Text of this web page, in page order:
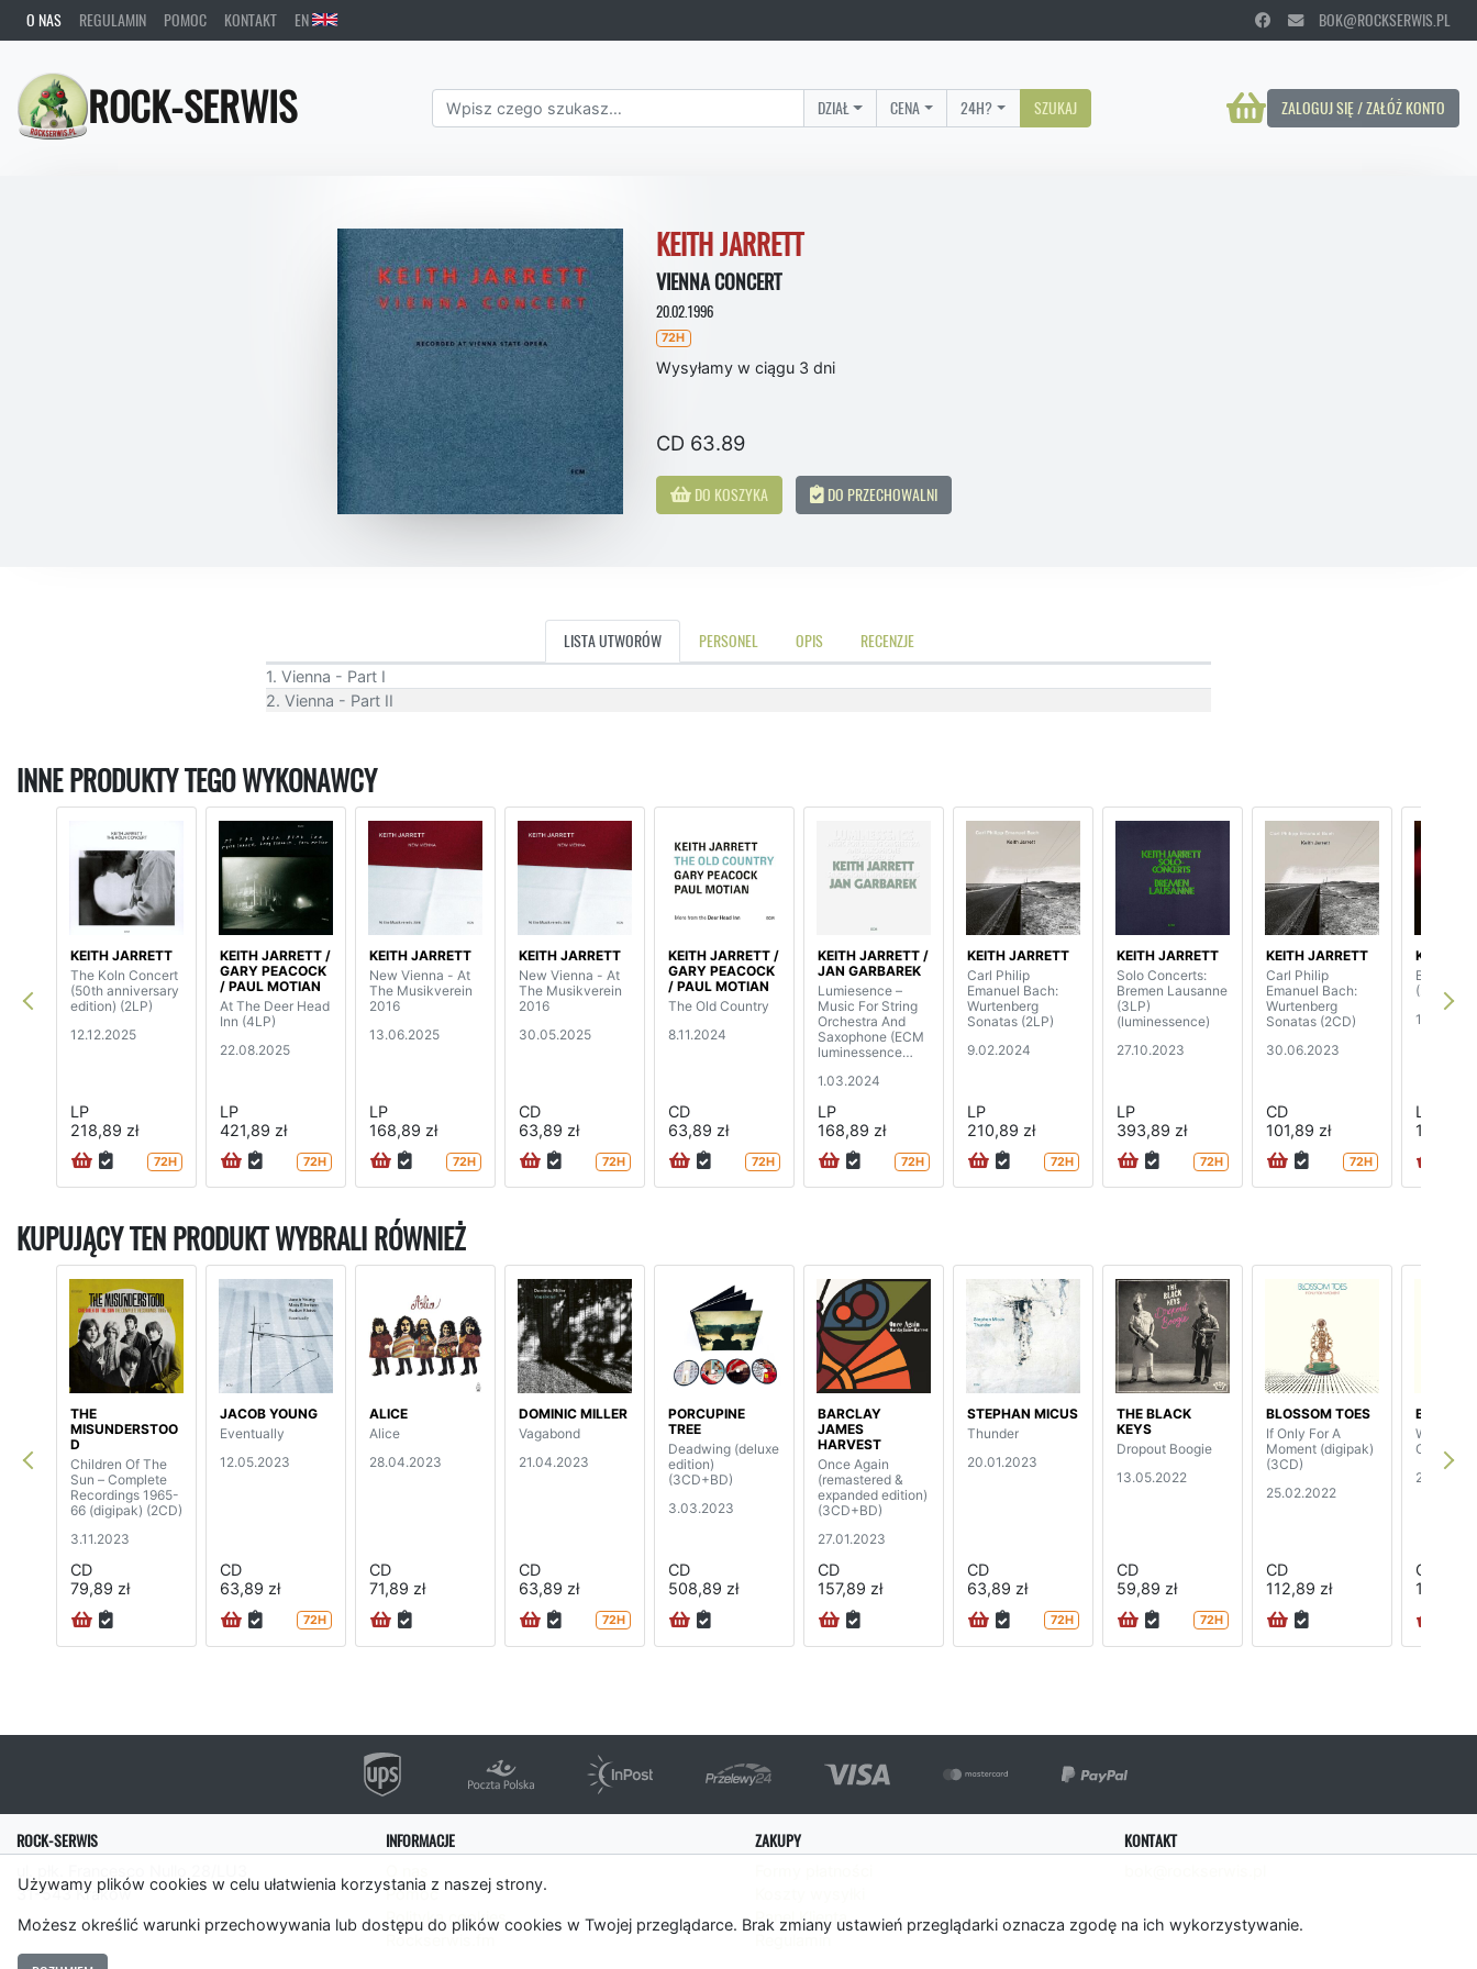
Używamy plików cookies w celu ułatwienia korzystania z naszej strony.
Możesz określić warunki przechowywania lub dostępu do plików cookies w Twojej przeglądarce. Brak zmiany ustawień przeglądarki oznacza zgodę na ich wykorzystywanie.
O NAS REGULAMIN POMOC KONTAKT EN BOK@ROCKSERWIS.PL
ROCK-SERWIS ZALOGUJ SIĘ / ZAŁÓŻ KONTO
DZIAŁ CENA 24H? SZUKAJ
KEITH JARRETT
VIENNA CONCERT
20.02.1996
72H
Wysyłamy w ciągu 3 dni
CD 63.89
DO KOSZYKA DO PRZECHOWALNI
LISTA UTWORÓW PERSONEL OPIS RECENZJE
1. Vienna - Part I
2. Vienna - Part II
INNE PRODUKTY TEGO WYKONAWCY
KEITH JARRETT
The Koln Concert
(50th anniversary
edition) (2LP)
12.12.2025
LP
218,89 zł
72H
KEITH JARRETT /
GARY PEACOCK
/ PAUL MOTIAN
At The Deer Head
Inn (4LP)
22.08.2025
LP
421,89 zł
72H
KEITH JARRETT
New Vienna - At
The Musikverein
2016
13.06.2025
LP
168,89 zł
72H
KEITH JARRETT
New Vienna - At
The Musikverein
2016
30.05.2025
CD
63,89 zł
72H
KEITH JARRETT /
GARY PEACOCK
/ PAUL MOTIAN
The Old Country
8.11.2024
CD
63,89 zł
72H
KEITH JARRETT /
JAN GARBAREK
Lumiesence –
Music For String
Orchestra And
Saxophone (ECM
luminessence
1.03.2024
LP
168,89 zł
72H
KEITH JARRETT
Carl Philip
Emanuel Bach:
Wurtenberg
Sonatas (2LP)
9.02.2024
LP
210,89 zł
72H
KEITH JARRETT
Solo Concerts:
Bremen Lausanne
(3LP)
(luminessence)
27.10.2023
LP
393,89 zł
72H
KEITH JARRETT
Carl Philip
Emanuel Bach:
Wurtenberg
Sonatas (2CD)
30.06.2023
CD
101,89 zł
72H
KEITH
(2LP)
LP
196,89
KUPUJĄCY TEN PRODUKT WYBRALI RÓWNIEŻ
THE
MISUNDERSTOO
D
Children Of The
Sun – Complete
Recordings 1965-
66 (digipak) (2CD)
3.11.2023
CD
79,89 zł
JACOB YOUNG
Eventually
12.05.2023
CD
63,89 zł
72H
ALICE
Alice
28.04.2023
CD
71,89 zł
DOMINIC MILLER
Vagabond
21.04.2023
CD
63,89 zł
72H
PORCUPINE
TREE
Deadwing (deluxe
edition)
(3CD+BD)
3.03.2023
CD
508,89 zł
BARCLAY
JAMES
HARVEST
Once Again
(remastered &
expanded edition)
(3CD+BD)
27.01.2023
CD
157,89 zł
STEPHAN MICUS
Thunder
20.01.2023
CD
63,89 zł
72H
THE BLACK
KEYS
Dropout Boogie
13.05.2022
CD
59,89 zł
72H
BLOSSOM TOES
If Only For A
Moment (digipak)
(3CD)
25.02.2022
CD
112,89 zł
We Are
Clean
CD
119,89
ROCK-SERWIS
31-543 Kraków
INFORMACJE
Pomoc
Polityka cookies
Rockserwis.fm
ZAKUPY
Panel Klienta
Regulamin
KONTAKT